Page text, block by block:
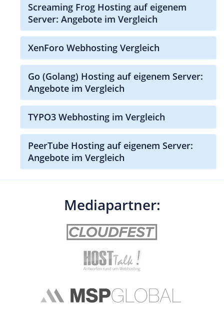
Screaming Frog Hosting auf eigenem
Server: Angebote im Vergleich
XenForo Webhosting Vergleich
Go (Golang) Hosting auf eigenem Server:
Angebote im Vergleich
TYPO3 Webhosting im Vergleich
PeerTube Hosting auf eigenem Server:
Angebote im Vergleich
Mediapartner: